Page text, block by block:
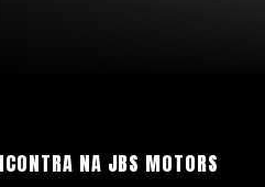
NA JBS MOTORS